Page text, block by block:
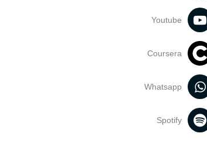
Youtube
Coursera
Whatsapp
Spotify